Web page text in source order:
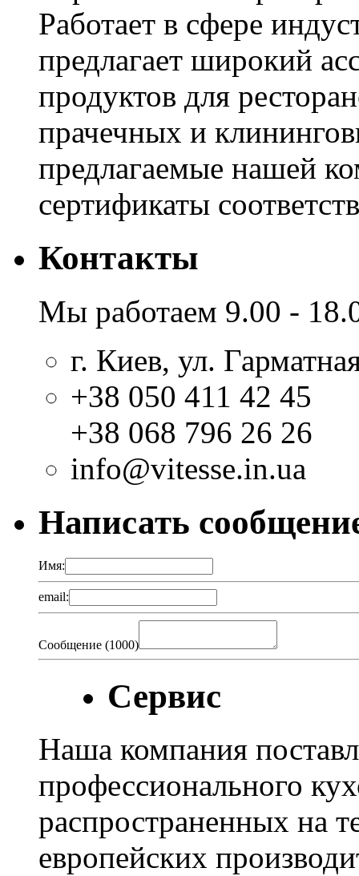
Работает в сфере
предлагает широкий
продуктов для
прачечных и
предлагаемые нашей
сертификаты
Контакты
Мы работаем 9.00 -
г. Киев, ул.
+38 050 411 42 45
+38 068 796 26 26
info@vitesse.in.ua
Написать
Имя:
email:
Сообщение (1000)
Сервис
Наша компания
профессионального
распространенных на
европейских